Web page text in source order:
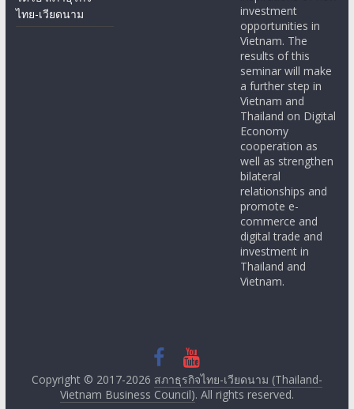
ไทย-เวียดนาม
investment
opportunities in
Vietnam. The
results of this
seminar will make
a further step in
Vietnam and
Thailand on Digital
Economy
cooperation as
well as strengthen
bilateral
relationships and
promote e-
commerce and
digital trade and
investment in
Thailand and
Vietnam.
Copyright © 2017-2026 สภาธุรกิจไทย-เวียดนาม (Thailand-
Vietnam Business Council). All rights reserved.